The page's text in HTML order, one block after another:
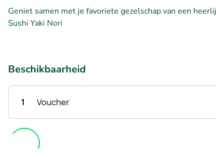
Geniet samen met je favoriete gezelschap van een
Sushi Yaki Nori
Beschikbaarheid
1 Voucher